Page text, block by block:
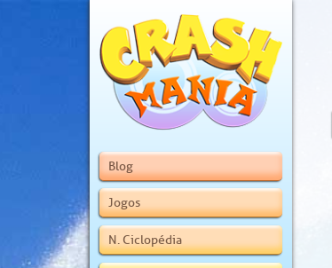
Blog
Jogos
N. Ciclopédia